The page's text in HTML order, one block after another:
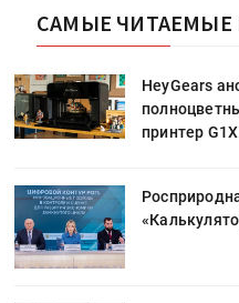
САМЫЕ ЧИТАЕМЫЕ
HeyGears
принтер G1X